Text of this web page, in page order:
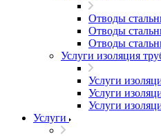
Отводы
Отводы
Отводы
Услуги изоляция
Услуги
Услуги
Услуги
Услуги